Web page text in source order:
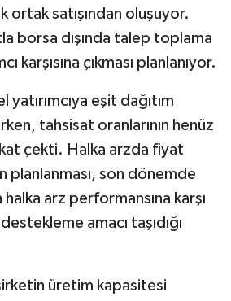
ortak satışından oluşuyor.
borsa dışında talep toplama
karşısına çıkması planlanıyor.
yatırımcıya eşit dağıtım
tahsisat oranlarının henüz
çekti. Halka arzda fiyat
planlanması, son dönemde
halka arz performansına karşı
amacı taşıdığı
üretim kapasitesi